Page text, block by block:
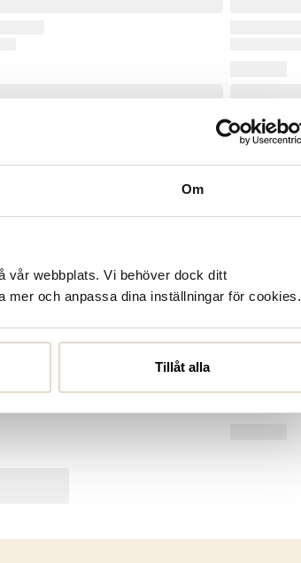
Om
vår webbplats. Vi behöver dock ditt
mer och anpassa dina inställningar för cookies.
Tillåt alla